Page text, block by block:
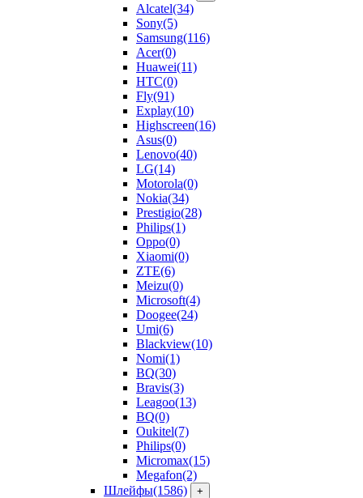
Alcatel(34)
Sony(5)
Samsung(116)
Acer(0)
Huawei(11)
HTC(0)
Fly(91)
Explay(10)
Highscreen(16)
Asus(0)
Lenovo(40)
LG(14)
Motorola(0)
Nokia(34)
Prestigio(28)
Philips(1)
Oppo(0)
Xiaomi(0)
ZTE(6)
Meizu(0)
Microsoft(4)
Doogee(24)
Umi(6)
Blackview(10)
Nomi(1)
BQ(30)
Bravis(3)
Leagoo(13)
BQ(0)
Oukitel(7)
Philips(0)
Micromax(15)
Megafon(2)
Шлейфы(1586) +